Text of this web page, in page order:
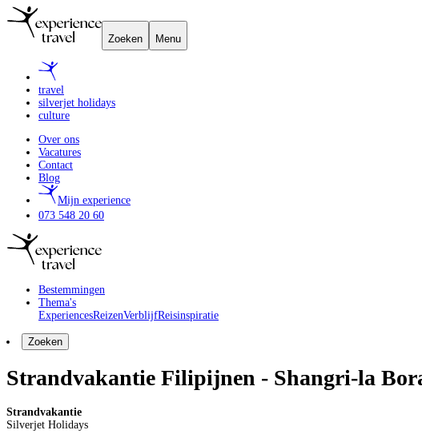
Zoeken Menu
travel
silverjet holidays
culture
Over ons
Vacatures
Contact
Blog
Mijn experience
073 548 20 60
Bestemmingen
Thema's
ExperiencesReizenVerblijfReisinspiratie
Zoeken
Strandvakantie Filipijnen - Shangri-la
Strandvakantie
Silverjet Holidays